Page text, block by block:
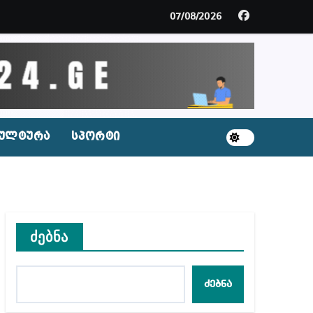
– ეკა კუპატაძე ნანუკა ჟორჟოლიანს
საკანში მოთავსება, საერთაშორისო
ნაცვლად ცხენის ხორცი შეჰქონდათ
შეტევაზე ჩვენი ეროვნული იდენტობის
რეკომენდაციები
შესაძლო სისხლის სამართლის საქმემდე
07/08/2026
სპორტი
ძებნა
ძებნა